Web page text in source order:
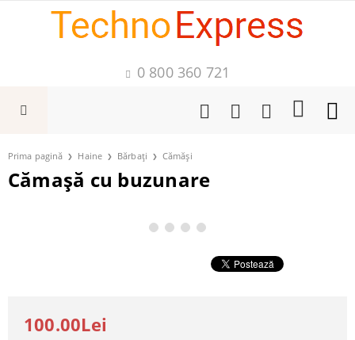
0 800 360 721
Prima pagină Haine Bărbați Cămăși
Cămașă cu buzunare
100.00Lei